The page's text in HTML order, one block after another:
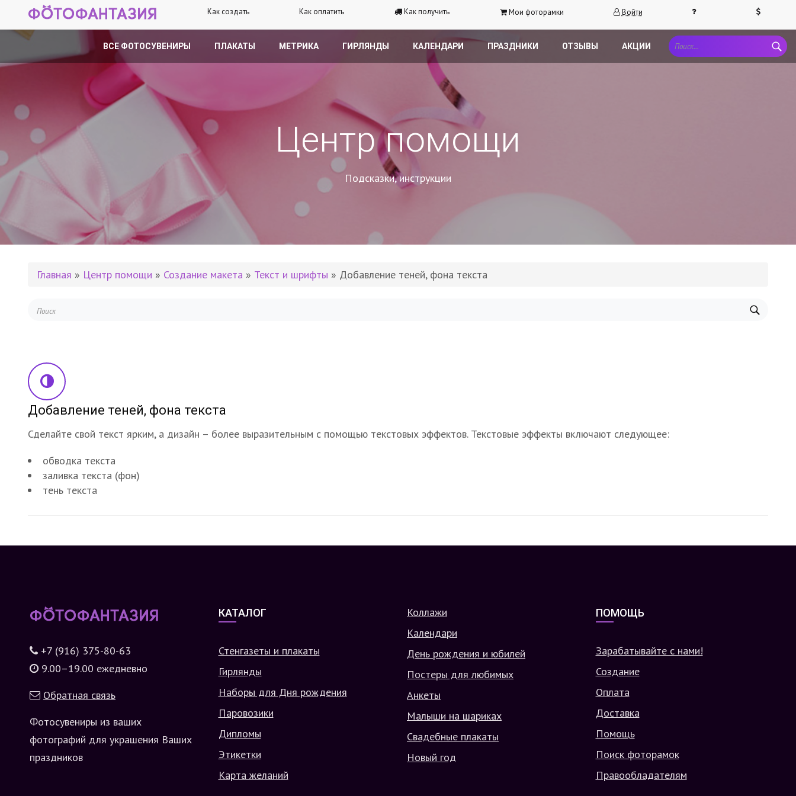
Как создать Как оплатить Как получить Мои фоторамки Войти
ВСЕ ФОТОСУВЕНИРЫ ПЛАКАТЫ МЕТРИКА ГИРЛЯНДЫ КАЛЕНДАРИ ПРАЗДНИКИ ОТЗЫВЫ АКЦИИ
Центр помощи
Подсказки, инструкции
Главная » Центр помощи » Создание макета » Текст и шрифты » Добавление теней, фона текста
Добавление теней, фона текста
Сделайте свой текст ярким, а дизайн – более выразительным с помощью текстовых эффектов. Текстовые эффекты включают следующее:
обводка текста
заливка текста (фон)
тень текста
+7 (916) 375-80-63
9.00–19.00 ежедневно
Обратная связь
Фотосувениры из ваших
фотографий для украшения Ваших
праздников
КАТАЛОГ
Стенгазеты и плакаты
Гирлянды
Наборы для Дня рождения
Паровозики
Дипломы
Этикетки
Карта желаний
Коллажи
Календари
День рождения и юбилей
Постеры для любимых
Анкеты
Малыши на шариках
Свадебные плакаты
Новый год
ПОМОЩЬ
Зарабатывайте с нами!
Создание
Оплата
Доставка
Помощь
Поиск фоторамок
Правообладателям